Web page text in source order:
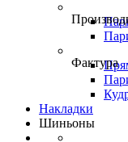
Фактура
Накладки
Шиньоны